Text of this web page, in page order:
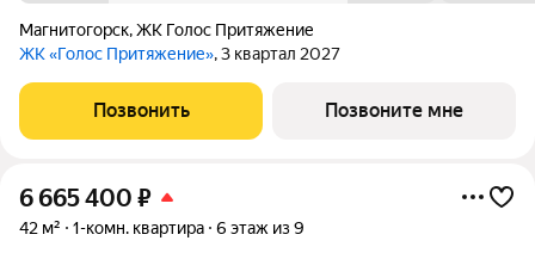
Магнитогорск,ЖК Голос Притяжение
ЖК «Голос Притяжение», 3 квартал 2027
Позвонить Позвоните мне
6 665 400 ₽
42 м² 1-комн. квартира 6 этаж из 9